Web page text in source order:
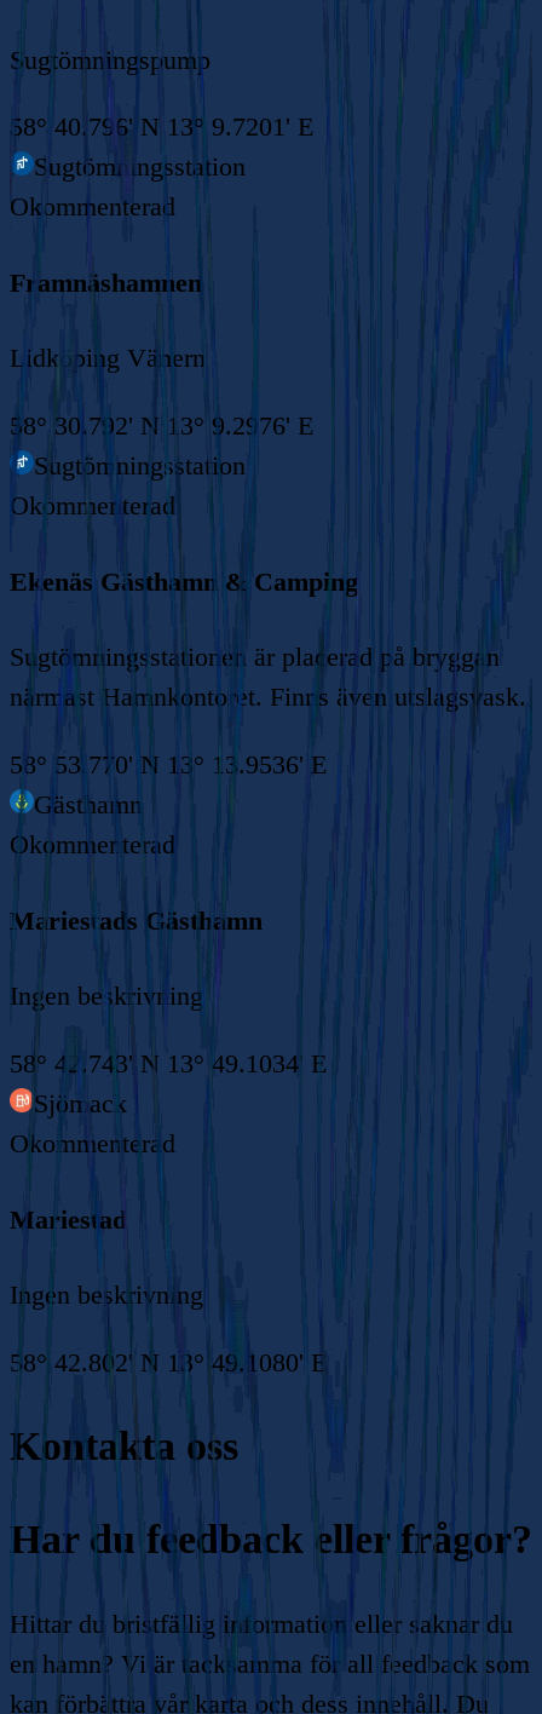
Sugtömningspump
58° 40.796' N 13° 9.7201' E
Sugtömningsstation
Okommenterad
Framnäshamnen
Lidköping Vänern
58° 30.792' N 13° 9.2976' E
Sugtömningsstation
Okommenterad
Ekenäs Gästhamn & Camping
Sugtömningsstationen är placerad på bryggan
närmast Hamnkontoret. Finns även utslagsvask.
58° 53.770' N 13° 13.9536' E
Gästhamn
Okommenterad
Mariestads Gästhamn
Ingen beskrivning
58° 42.743' N 13° 49.1034' E
Sjömack
Okommenterad
Mariestad
Ingen beskrivning
58° 42.802' N 13° 49.1080' E
Kontakta oss
Har du feedback eller frågor?
Hittar du bristfällig information eller saknar du
en hamn? Vi är tacksamma för all feedback som
kan förbättra vår karta och dess innehåll. Du